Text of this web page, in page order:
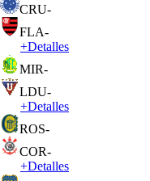
CRU-
FLA-
+Detalles
MIR-
LDU-
+Detalles
ROS-
COR-
+Detalles